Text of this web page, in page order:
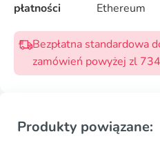
płatności
Ethereum
Bezpłatna standardowa
zamówień powyżej zl
Produkty powiązane: